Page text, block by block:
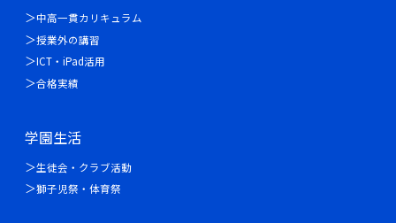
中高一貫カリキュラム
授業外の講習
ICT・iPad活用
合格実績
学園生活
生徒会・クラブ活動
獅子児祭・体育祭